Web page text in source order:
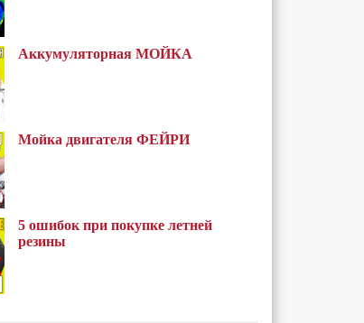
Аккумуляторная МОЙКА
Мойка двигателя ФЕЙРИ
5 ошибок при покупке летней
резины